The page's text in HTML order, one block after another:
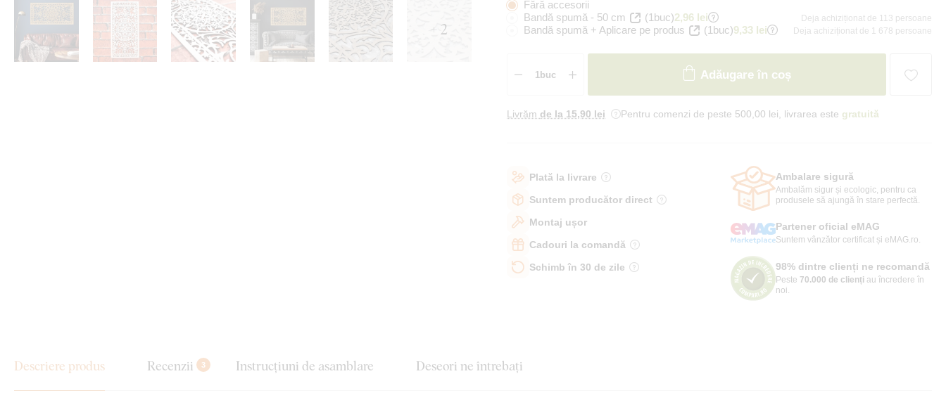
+ 2
Fără accesorii
Bandă spumă - 50 cm
(1buc)2,96 lei Deja achiziționat de 113 persoane
Bandă spumă + Aplicare pe produs (1buc)9,33 lei Deja achiziționat de 1 678 persoane
Adăugare în coș
Livrăm de la 15,90 lei Pentru comenzi de peste 500,00 lei, livrarea este gratuită
Plată la livrare
Suntem producător direct
Montaj ușor
Cadouri la comandă
Schimb în 30 de zile
Ambalare sigură
Ambalăm sigur și ecologic, pentru ca
produsele să ajungă în stare perfectă.
Partener oficial eMAG
Suntem vânzător certificat și eMAG.ro.
98% dintre clienți ne recomandă
Peste 70.000 de clienți au încredere în
noi.
Descriere produs Recenzii 3 Instrucțiuni de asamblare Deseori ne întrebați